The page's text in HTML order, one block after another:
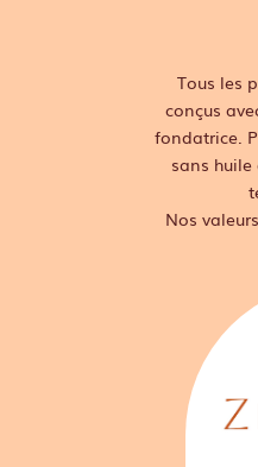
Tous les
conçus
fondatrice.
sans
Nos